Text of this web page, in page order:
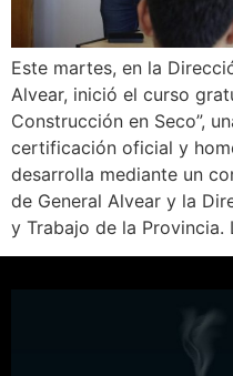
Este martes, en la
Alvear, inició el curso
Construcción en Seco”,
certificación oficial y
desarrolla mediante un
de General Alvear y la
y Trabajo de la